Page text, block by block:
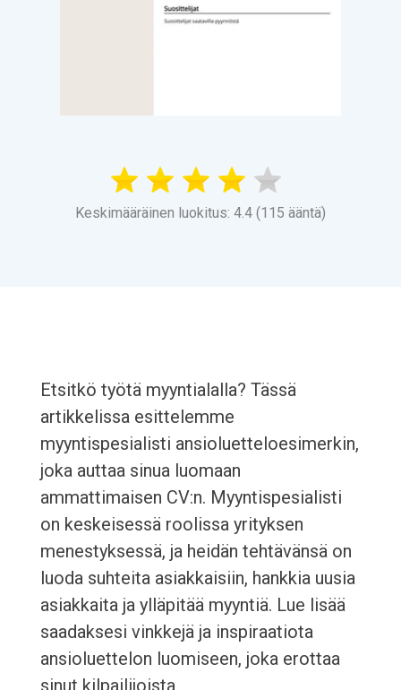
Keskimääräinen luokitus: 4.4 (115 ääntä)
Etsitkö työtä myyntialalla? Tässä
artikkelissa esittelemme
myyntispesialisti ansioluetteloesimerkin,
joka auttaa sinua luomaan
ammattimaisen CV:n. Myyntispesialisti
on keskeisessä roolissa yrityksen
menestyksessä, ja heidän tehtävänsä on
luoda suhteita asiakkaisiin, hankkia uusia
asiakkaita ja ylläpitää myyntiä. Lue lisää
saadaksesi vinkkejä ja inspiraatiota
ansioluettelon luomiseen, joka erottaa
sinut kilpailijoista.